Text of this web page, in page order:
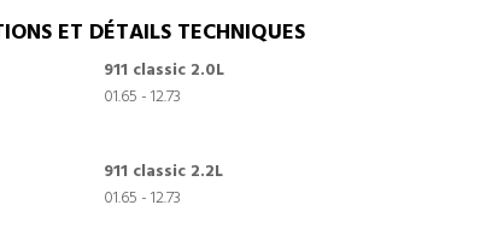
ET DÉTAILS TECHNIQUES
911 classic 2.0L
01.65 - 12.73
911 classic 2.2L
01.65 - 12.73